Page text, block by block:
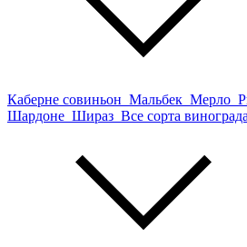
Каберне совиньон Мальбек Мерло
Шардоне Шираз Все сорта винограда